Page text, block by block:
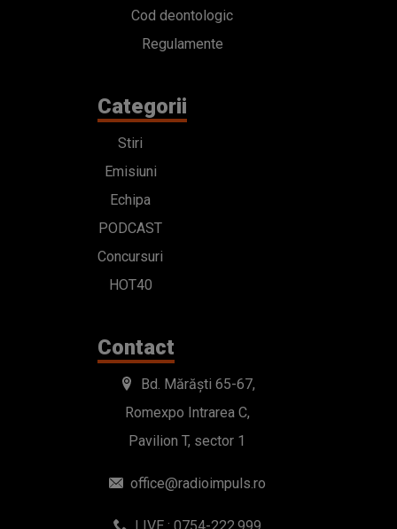
Cod deontologic
Regulamente
Categorii
Stiri
Emisiuni
Echipa
PODCAST
Concursuri
HOT40
Contact
Bd. Mărăști 65-67,
Romexpo Intrarea C,
Pavilion T, sector 1
office@radioimpuls.ro